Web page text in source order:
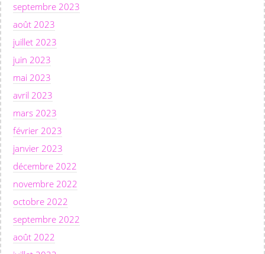
septembre 2023
août 2023
juillet 2023
juin 2023
mai 2023
avril 2023
mars 2023
février 2023
janvier 2023
décembre 2022
novembre 2022
octobre 2022
septembre 2022
août 2022